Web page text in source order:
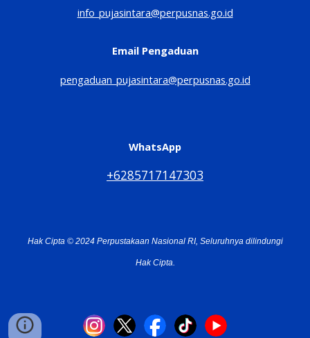
info_pujasintara@perpusnas.go.id
Email Pengaduan
pengaduan_pujasintara@perpusnas.go.id
WhatsApp
+6285717147303
Hak Cipta © 2024 Perpustakaan Nasional RI, Seluruhnya dilindungi
Hak Cipta.